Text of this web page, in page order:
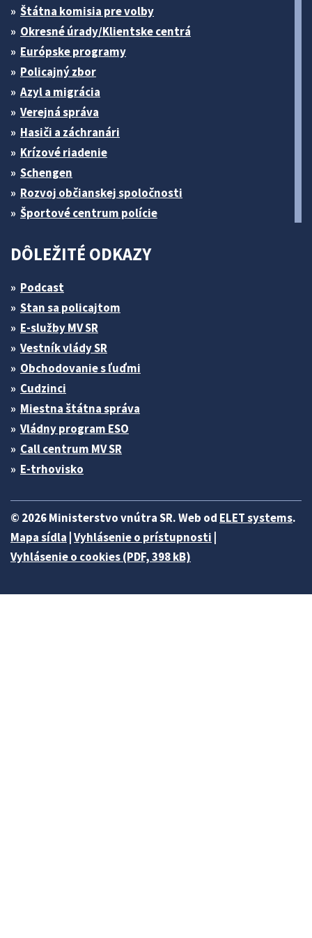
Štátna komisia pre volby
Okresné úrady/Klientske centrá
Európske programy
Policajný zbor
Azyl a migrácia
Verejná správa
Hasiči a záchranári
Krízové riadenie
Schengen
Rozvoj občianskej spoločnosti
Športové centrum polície
DÔLEŽITÉ ODKAZY
Podcast
Stan sa policajtom
E-služby MV SR
Vestník vlády SR
Obchodovanie s ľuďmi
Cudzinci
Miestna štátna správa
Vládny program ESO
Call centrum MV SR
E-trhovisko
© 2026 Ministerstvo vnútra SR. Web od ELET systems.
Mapa sídla Vyhlásenie o prístupnosti
Vyhlásenie o cookies (PDF, 398 kB)